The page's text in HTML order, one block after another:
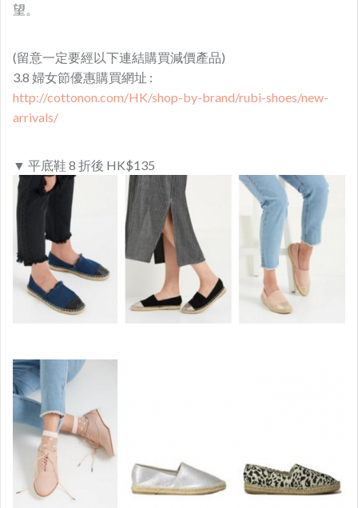
望。
(留意一定要經以下連結購買減價產品)
3.8 婦女節優惠購買網址 :
http://cottonon.com/HK/shop-by-brand/rubi-shoes/new-
arrivals/
▼ 平底鞋 8 折後 HK$135